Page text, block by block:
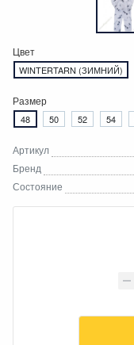
Цвет
WINTERTARN (ЗИМНИЙ)
Размер
48 50 52 54
Артикул
Бренд
Состояние